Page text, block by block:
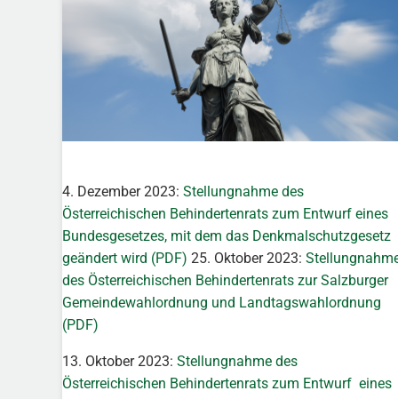
4. Dezember 2023: Stellungnahme des
Österreichischen Behindertenrats zum Entwurf eines
Bundesgesetzes, mit dem das Denkmalschutzgesetz
geändert wird (PDF) 25. Oktober 2023:
des Österreichischen Behindertenrats zur Salzburger
Gemeindewahlordnung und Landtagswahlordnung
(PDF)
13. Oktober 2023: Stellungnahme des
Österreichischen Behindertenrats zum Entwurf eines